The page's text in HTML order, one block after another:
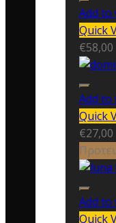
Add to
Quick
€58,00
Add to
Quick
€27,00
Add to
Quick